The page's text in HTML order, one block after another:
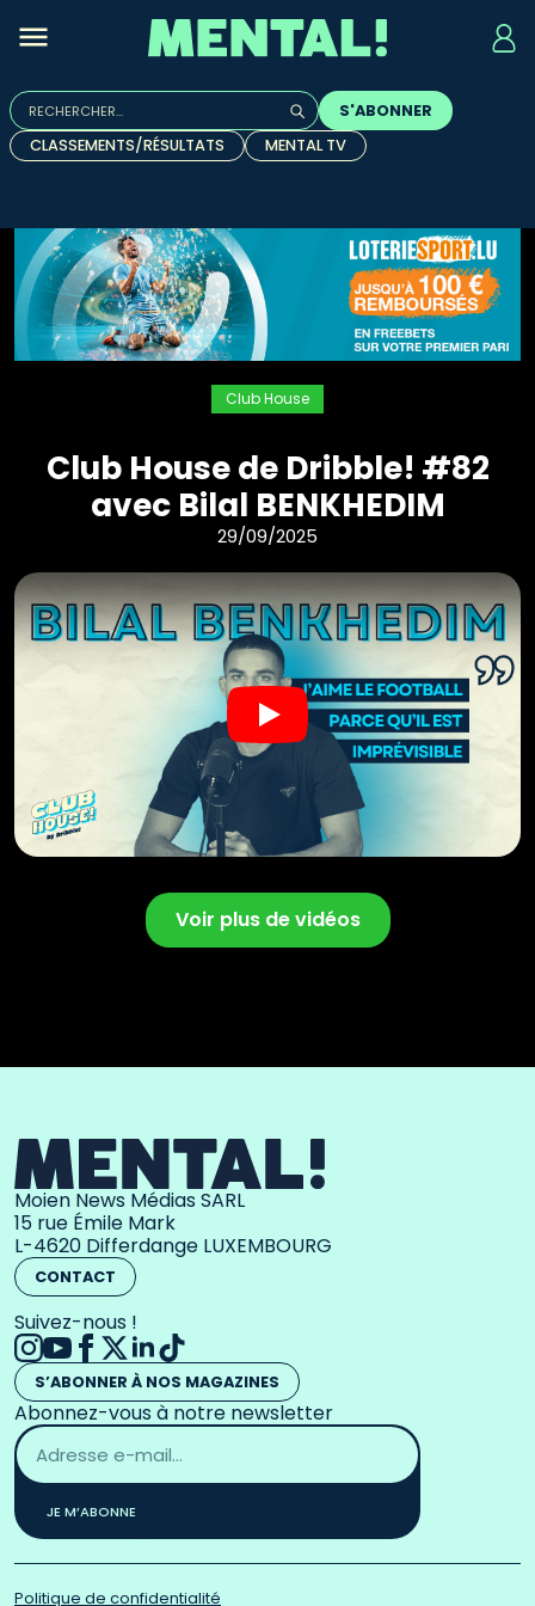
Rechercher :
Quand les résultats de l'auto-complétion sont
S'ABONNER
CLASSEMENTS/RÉSULTATS
MENTAL TV
Club House
Club House de Dribble! #82
avec Bilal BENKHEDIM
29/09/2025
Play
Voir plus de vidéos
Moien News Médias SARL
15 rue Émile Mark
L-4620 Differdange LUXEMBOURG
CONTACT
Suivez-nous !
S’ABONNER À NOS MAGAZINES
Abonnez-vous à notre newsletter
Adresse
email
*
JE M’ABONNE
Politique de confidentialité